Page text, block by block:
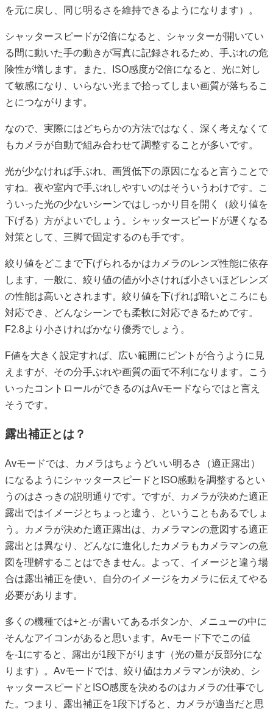
を元に戻し、同じ明るさを維持できるようになります）。
シャッタースピードが2倍になると、シャッターが開いてい
る間に動いた手の動きが写真に記録されるため、手ぶれの危
険性が増します。また、ISO感度が2倍になると、光に対し
て敏感になり、いらない光まで拾ってしまい画質が落ちるこ
とにつながります。
なので、実際にはどちらかの方法ではなく、深く考えなくて
もカメラが自動で組み合わせて調整することが多いです。
光が少なければ手ぶれ、画質低下の原因になると言うことで
すね。夜や室内で手ぶれしやすいのはそういうわけです。こ
ういった光の少ないシーンではしっかり目を開く（絞り値を
下げる）方がよいでしょう。シャッタースピードが遅くなる
対策として、三脚で固定するのも手です。
絞り値をどこまで下げられるかはカメラのレンズ性能に依存
します。一般に、絞り値の値が小さければ小さいほどレンズ
の性能は高いとされます。絞り値を下げれば暗いところにも
対応でき、どんなシーンでも柔軟に対応できるためです。
F2.8より小さければかなり優秀でしょう。
F値を大きく設定すれば、広い範囲にピントが合うように見
えますが、その分手ぶれや画質の面で不利になります。こう
いったコントロールができるのはAvモードならではと言え
そうです。
露出補正とは？
Avモードでは、カメラはちょうどいい明るさ（適正露出）
になるようにシャッタースピードとISO感動を調整するとい
うのはさっきの説明通りです。ですが、カメラが決めた適正
露出ではイメージとちょっと違う、ということもあるでしょ
う。カメラが決めた適正露出は、カメラマンの意図する適正
露出とは異なり、どんなに進化したカメラもカメラマンの意
図を理解することはできません。よって、イメージと違う場
合は露出補正を使い、自分のイメージをカメラに伝えてやる
必要があります。
多くの機種では+と-が書いてあるボタンか、メニューの中に
そんなアイコンがあると思います。Avモード下でこの値
を-1にすると、露出が1段下がります（光の量が反部分にな
ります）。Avモードでは、絞り値はカメラマンが決め、シ
ャッタースピードとISO感度を決めるのはカメラの仕事でし
た。つまり、露出補正を1段下げると、カメラが適当だと思